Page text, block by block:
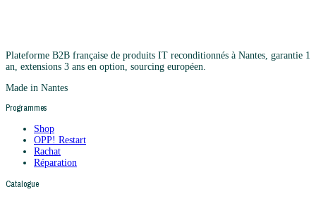
Plateforme B2B française de produits IT reconditionnés à Nantes, garantie 1
an, extensions 3 ans en option, sourcing européen.
Made in Nantes
Programmes
Shop
OPP! Restart
Rachat
Réparation
Catalogue